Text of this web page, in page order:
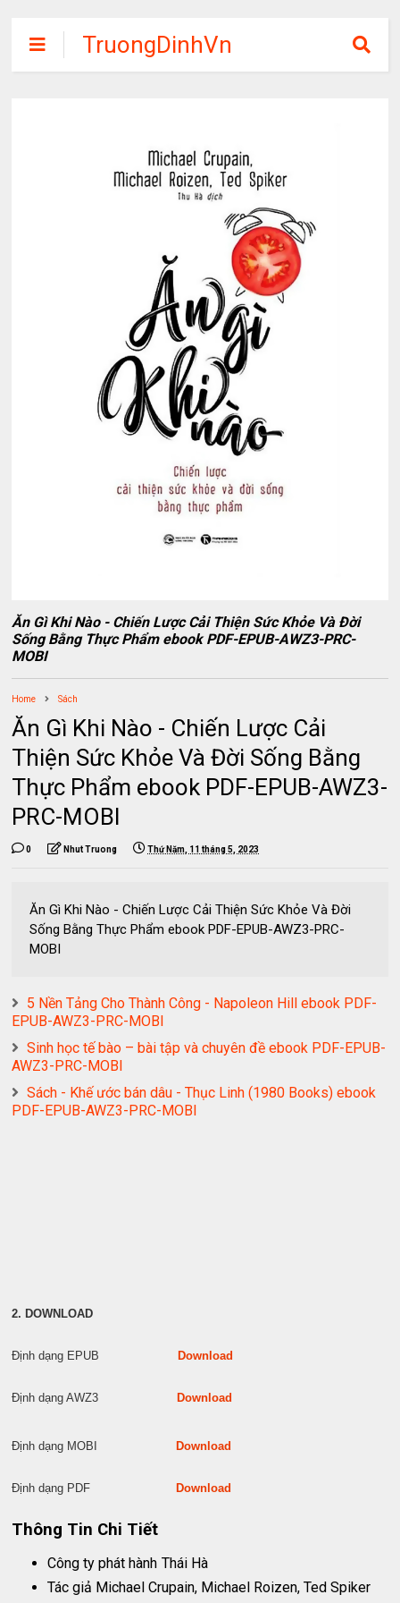
TruongDinhVn
Chia sẽ ebook,
tập miễn phí
Ăn Gì Khi Nào - Chiến Lược Cải Thiện Sức Khỏe Và Đời
Sống Bằng Thực Phẩm ebook PDF-EPUB-AWZ3-PRC-
MOBI
Home Sách
Ăn Gì Khi Nào - Chiến Lược Cải
Thiện Sức Khỏe Và Đời Sống Bằng
Thực Phẩm ebook PDF-EPUB-AWZ3-
PRC-MOBI
0 Nhut Truong Thứ Năm, 11 tháng 5, 2023
Ăn Gì Khi Nào - Chiến Lược Cải Thiện Sức Khỏe Và Đời
Sống Bằng Thực Phẩm ebook PDF-EPUB-AWZ3-PRC-
MOBI
5 Nền Tảng Cho Thành Công - Napoleon Hill ebook PDF-
EPUB-AWZ3-PRC-MOBI
Sinh học tế bào – bài tập và chuyên đề ebook PDF-EPUB-
AWZ3-PRC-MOBI
Sách - Khế ước bán dâu - Thục Linh (1980 Books) ebook
PDF-EPUB-AWZ3-PRC-MOBI
2. DOWNLOAD
Định dạng EPUB Download
Định dạng AWZ3 Download
Định dạng MOBI Download
Định dạng PDF Download
Thông Tin Chi Tiết
Công ty phát hành Thái Hà
Tác giả Michael Crupain, Michael Roizen, Ted Spiker